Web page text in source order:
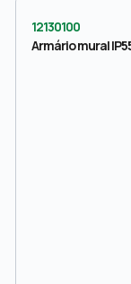
12130100
Armário mural